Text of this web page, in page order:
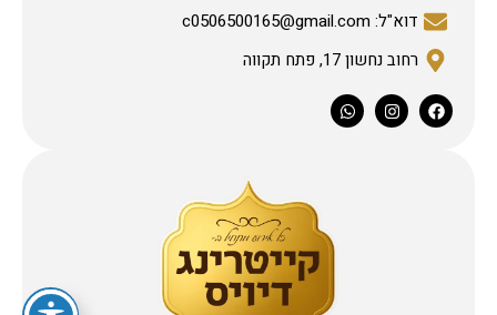
דוא"ל: c0506500165@gmail.com
רחוב נחשון 17, פתח תקווה